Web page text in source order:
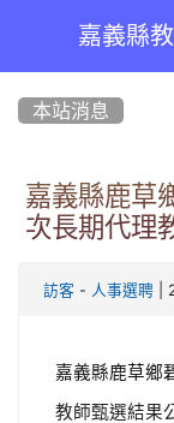
嘉義縣
本站消息
嘉義縣鹿草
次長期代理
訪客 - 人事選聘 |
嘉義縣鹿草鄉
教師甄選結果